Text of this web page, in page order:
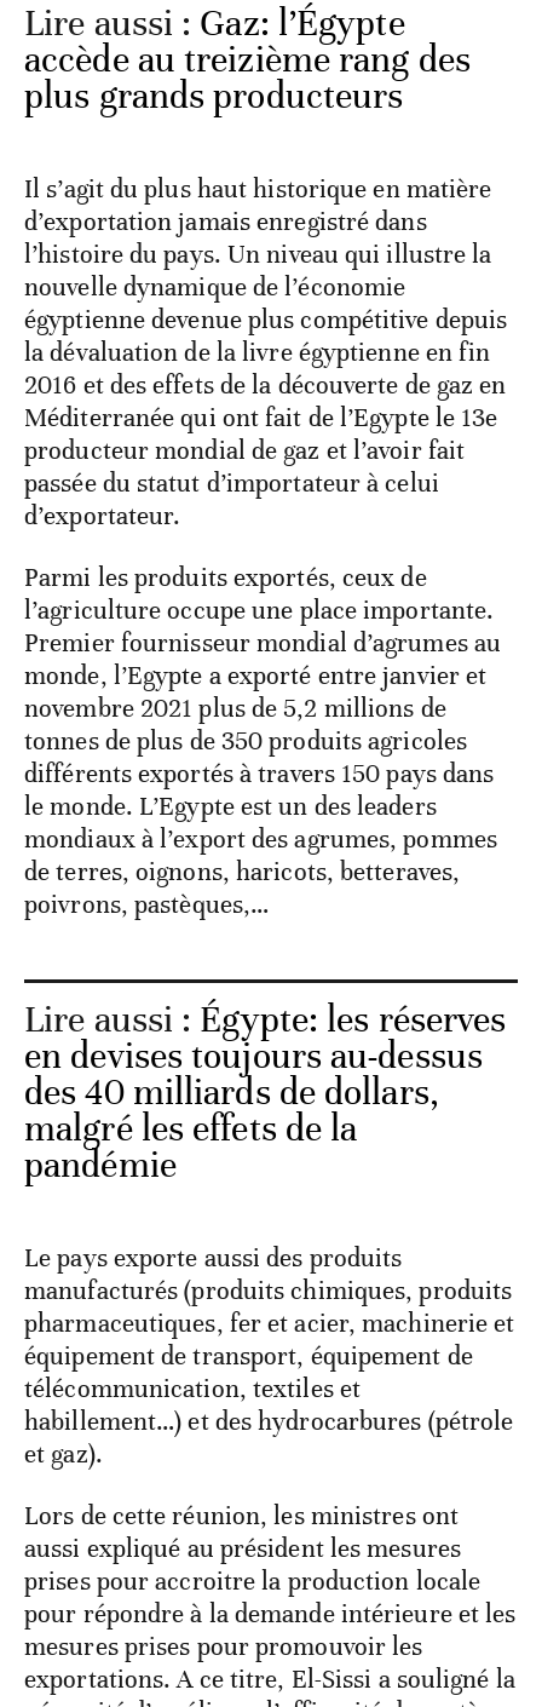
Lire aussi : Gaz: l’Égypte
accède au treizième rang des
plus grands producteurs
Il s’agit du plus haut historique en matière
d’exportation jamais enregistré dans
l’histoire du pays. Un niveau qui illustre la
nouvelle dynamique de l’économie
égyptienne devenue plus compétitive depuis
la dévaluation de la livre égyptienne en fin
2016 et des effets de la découverte de gaz en
Méditerranée qui ont fait de l’Egypte le 13e
producteur mondial de gaz et l’avoir fait
passée du statut d’importateur à celui
d’exportateur.
Parmi les produits exportés, ceux de
l’agriculture occupe une place importante.
Premier fournisseur mondial d’agrumes au
monde, l’Egypte a exporté entre janvier et
novembre 2021 plus de 5,2 millions de
tonnes de plus de 350 produits agricoles
différents exportés à travers 150 pays dans
le monde. L’Egypte est un des leaders
mondiaux à l’export des agrumes, pommes
de terres, oignons, haricots, betteraves,
poivrons, pastèques,…
Lire aussi : Égypte: les réserves
en devises toujours au-dessus
des 40 milliards de dollars,
malgré les effets de la
pandémie
Le pays exporte aussi des produits
manufacturés (produits chimiques, produits
pharmaceutiques, fer et acier, machinerie et
équipement de transport, équipement de
télécommunication, textiles et
habillement…) et des hydrocarbures (pétrole
et gaz).
Lors de cette réunion, les ministres ont
aussi expliqué au président les mesures
prises pour accroitre la production locale
pour répondre à la demande intérieure et les
mesures prises pour promouvoir les
exportations. A ce titre, El-Sissi a souligné la